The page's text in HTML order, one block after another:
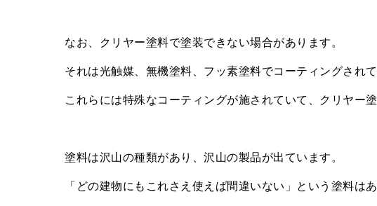
なお、クリヤー塗料で塗装できない場合があります。
それは光触媒、無機塗料、フッ素塗料でコーティングされ
これらには特殊なコーティングが施されていて、クリヤー
塗料は沢山の種類があり、沢山の製品が出ています。
「どの建物にもこれさえ使えば間違いない」という塗料はあ